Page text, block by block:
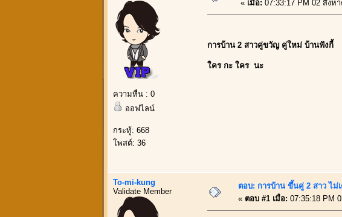
ความหื่น : 0
ออฟไลน์
กระทู้: 668
โพสต์: 36
« เมื่อ: 07:33:17 PM 02 สิงห
การบ้าน 2 สาวคู่ขวัญ คู่ใหม่ บ้านฟังกี้
ใคร กะ ใคร นะ
To-mi-kung
Validate Member
ตอบ: การบ้าน ขึ้นคู่ 2 สาว ไ
« ตอบ #1 เมื่อ: 07:35:18 PM